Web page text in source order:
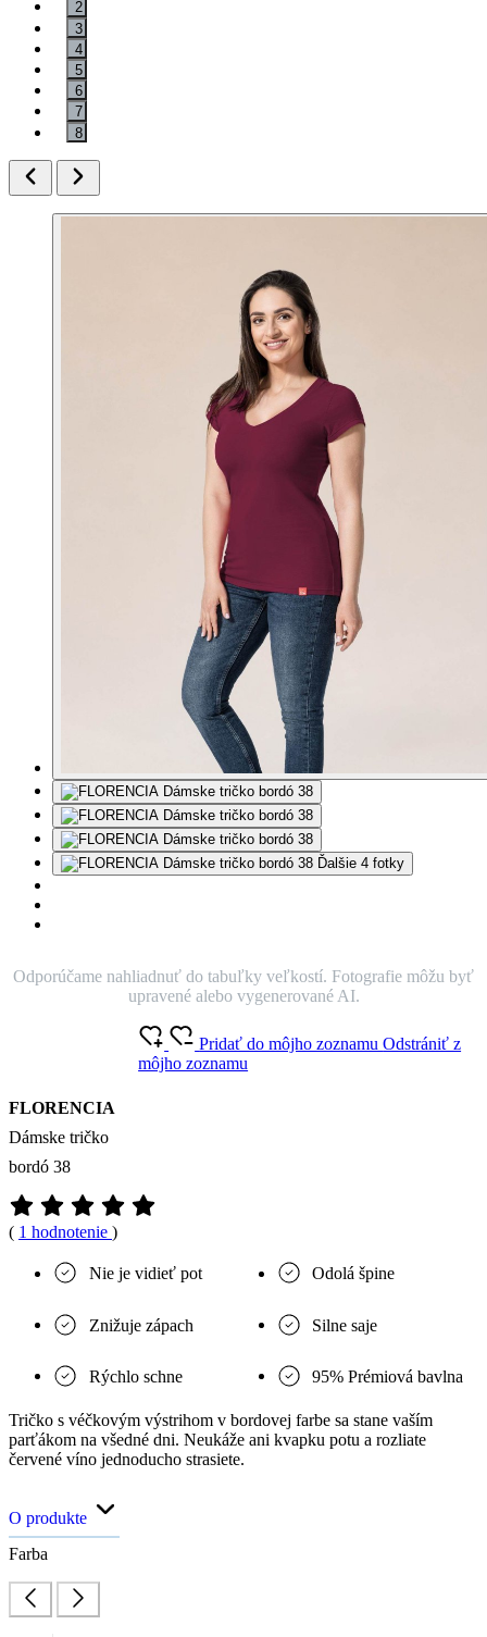
2
3
4
5
6
7
8
Ďalšie 4 fotky
Odporúčame nahliadnuť do tabuľky veľkostí. Fotografie môžu byť
upravené alebo vygenerované AI.
FLORENCIA
Dámske tričko
bordó 38
Pridať do môjho zoznamuOdstrániť z
môjho zoznamu
( 1 hodnotenie )
Nie je vidieť pot Odolá špine
Znižuje zápach Silne saje
Rýchlo schne 95% Prémiová bavlna
Tričko s véčkovým výstrihom v bordovej farbe sa stane vaším
parťákom na všedné dni. Neukáže ani kvapku potu a rozliate
červené víno jednoducho strasiete.
O produkte
Farba